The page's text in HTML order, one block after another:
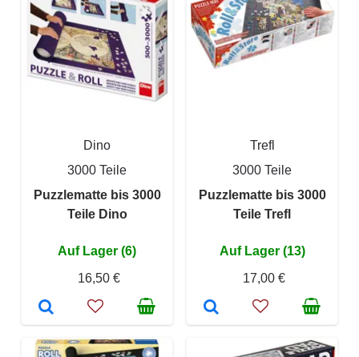
Dino
3000 Teile
Puzzlematte bis 3000
Teile Dino
Auf Lager (6)
16,50 €
Trefl
3000 Teile
Puzzlematte bis 3000
Teile Trefl
Auf Lager (13)
17,00 €